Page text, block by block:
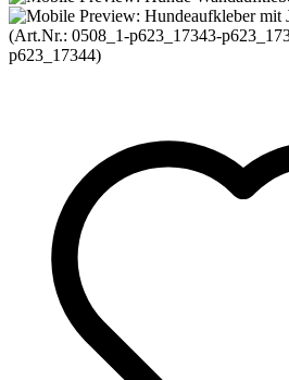
(Art.Nr.: 0508_1-p623_17343-
p623_17344)